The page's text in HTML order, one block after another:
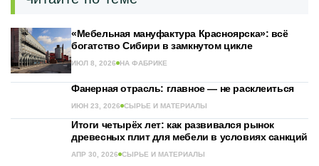
«Мебельная мануфактура Красноярска»: всё
богатство Сибири в замкнутом цикле
ИЮЛ 8, 2026 НА ФАБРИКЕ
Фанерная отрасль: главное — не расклеиться
ИЮН 23, 2026 СЫРЬЕ И МАТЕРИАЛЫ
Итоги четырёх лет: как развивался рынок
древесных плит для мебели в условиях санкций
АПР 30, 2026 СЫРЬЕ И МАТЕРИАЛЫ